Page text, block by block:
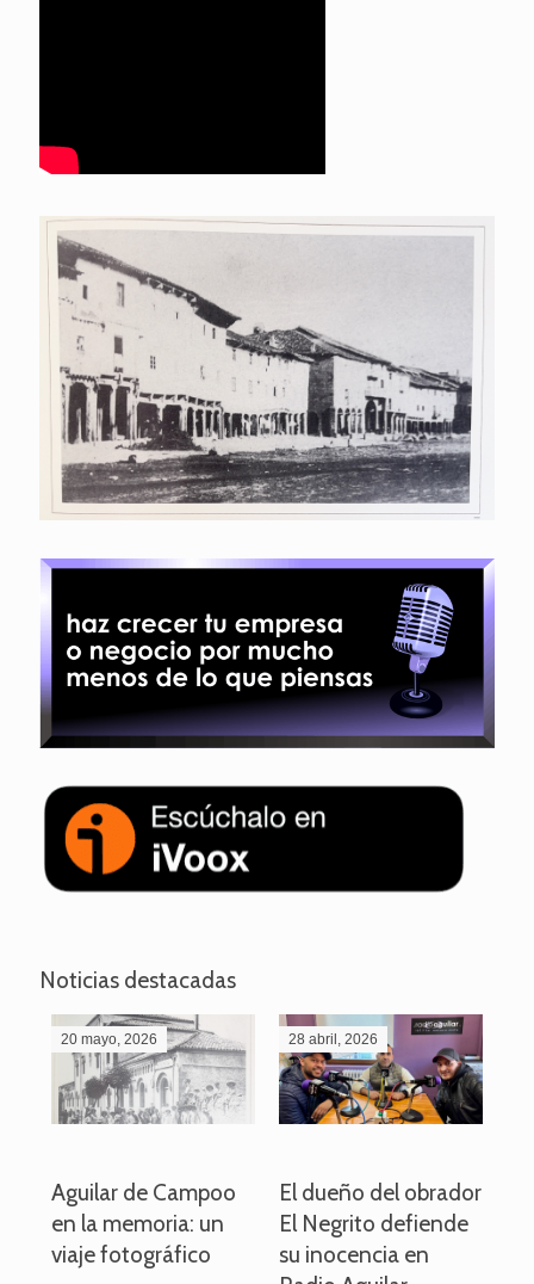
Noticias destacadas
20 mayo, 2026
Aguilar de Campoo
en la memoria: un
viaje fotográfico
28 abril, 2026
El dueño del obrador
El Negrito defiende
su inocencia en